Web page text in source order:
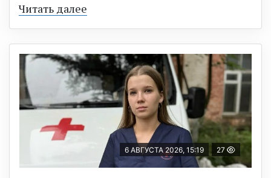
Читать далее
6 АВГУСТА 2026, 15:19 27